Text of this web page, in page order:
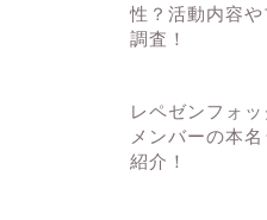
性？活動内容
調査！
レペゼンフォ
メンバーの本
紹介！